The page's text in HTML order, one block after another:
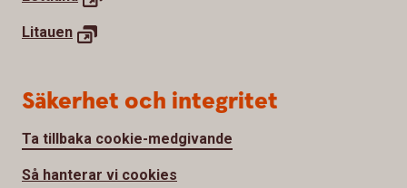
Litauen
Säkerhet och integritet
Ta tillbaka cookie-medgivande
Så hanterar vi cookies